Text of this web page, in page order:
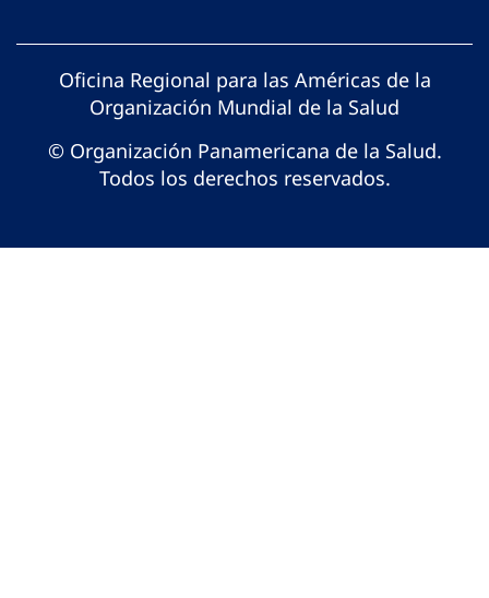
Oficina Regional para las Américas de la
Organización Mundial de la Salud
© Organización Panamericana de la Salud.
Todos los derechos reservados.